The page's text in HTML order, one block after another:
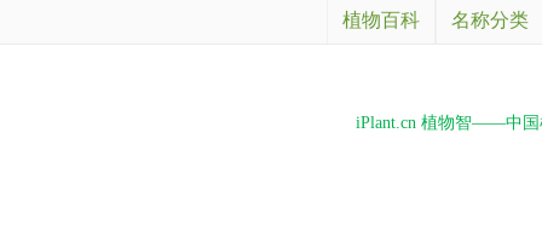
植物百科 名称分类
iPlant.cn 植物智——中国